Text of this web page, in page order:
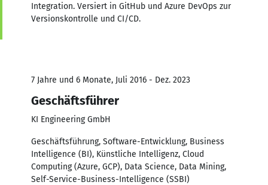
Integration. Versiert in GitHub und Azure DevOps zur
Versionskontrolle und CI/CD.
7 Jahre und 6 Monate, Juli 2016 - Dez. 2023
Geschäftsführer
KI Engineering GmbH
Geschäftsführung, Software-Entwicklung, Business
Intelligence (BI), Künstliche Intelligenz, Cloud
Computing (Azure, GCP), Data Science, Data Mining,
Self-Service-Business-Intelligence (SSBI)